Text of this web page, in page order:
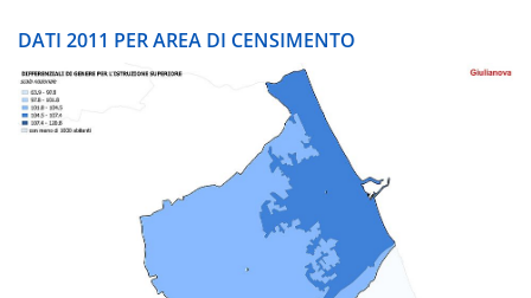
DATI 2011 PER AREA DI CENSIMENTO